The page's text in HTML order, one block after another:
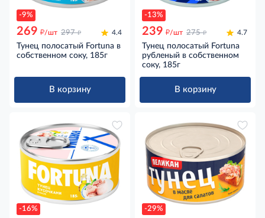
-9%
269 д/шт 297 д 4.4
Тунец полосатый Fortuna в
собственном соку, 185г
В корзину
-13%
239 д/шт 275 д 4.7
Тунец полосатый Fortuna
рубленый в собственном
соку, 185г
В корзину
-16% -29%